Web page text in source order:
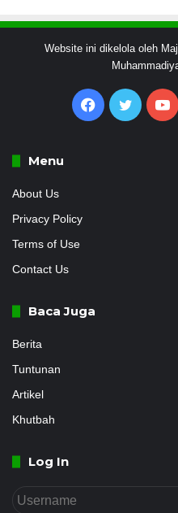
Website ini dikelola oleh
Facebook
Twitter
Menu
About Us
Privacy Policy
Terms of Use
Contact Us
Baca Juga
Berita
Tuntunan
Artikel
Khutbah
Log In